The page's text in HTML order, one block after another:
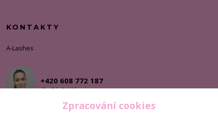
KONTAKTY
A-Lashes
+420 608 772 187
(Po-Pá, 9-16 hod.)
Zpracování cookies